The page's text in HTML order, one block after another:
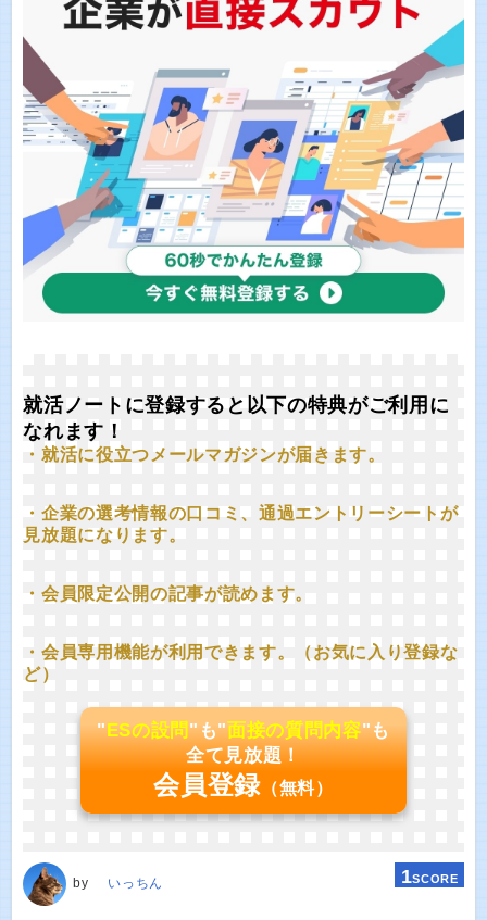
就活ノートに登録すると以下の特典がご利用に
なれます！
・就活に役立つメールマガジンが届きます。
・企業の選考情報の口コミ、通過エントリーシートが
見放題になります。
・会員限定公開の記事が読めます。
・会員専用機能が利用できます。（お気に入り登録な
ど）
"ESの設問"も"面接の質問内容"も
全て見放題！
会員登録 （無料）
by いっちん 1SCORE